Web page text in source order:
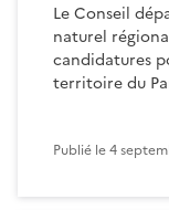
Le Conseil
naturel
candidatures
territoire du
Publié le4